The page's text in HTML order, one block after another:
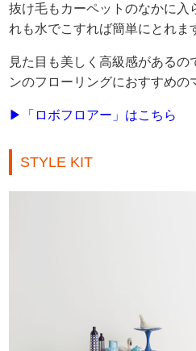
抜け毛もカーペットのなかに入
れも水でこすれば簡単にとれま
見た目も美しく高級感があるの
ンのフローリングにおすすめの
▶「ロボフロアー」はこちら
STYLE KIT